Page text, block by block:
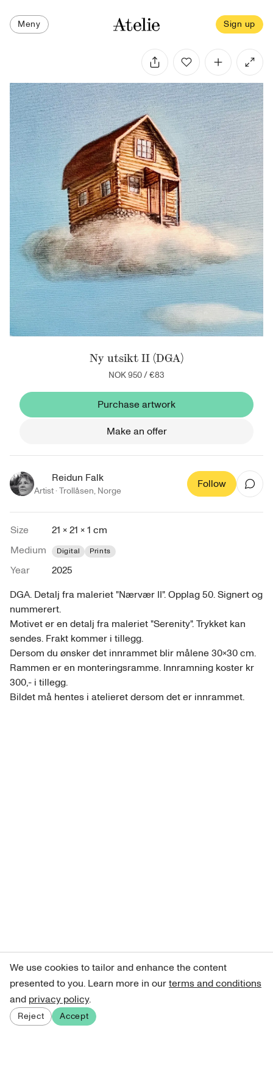
Meny Sign up
Ny utsikt II (DGA)
NOK 950/€83
Purchase artwork
Make an offer
Reidun Falk
Artist ·Trollåsen, Norge
Follow
Size
21 × 21 × 1 cm
Medium
Digital Prints
Year
2025
DGA. Detalj fra maleriet "Nærvær II". Opplag 50. Signert og
nummerert.
Motivet er en detalj fra maleriet "Serenity". Trykket kan
sendes. Frakt kommer i tillegg.
Dersom du ønsker det innrammet blir målene 30x30 cm.
Rammen er en monteringsramme. Innramning koster kr
300,- i tillegg.
Bildet må hentes i atelieret dersom det er innrammet.
We use cookies to tailor and enhance the content
presented to you. Learn more in ourterms and conditions
and privacy policy.
Reject Accept